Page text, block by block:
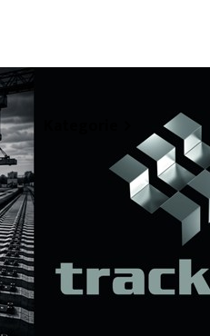
Z życia miasta
Kultura